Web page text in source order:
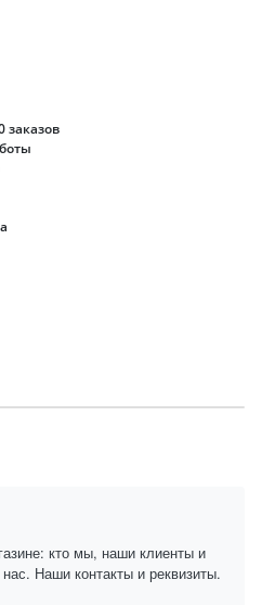
заказов
кто мы, наши клиенты и
Наши контакты и реквизиты.